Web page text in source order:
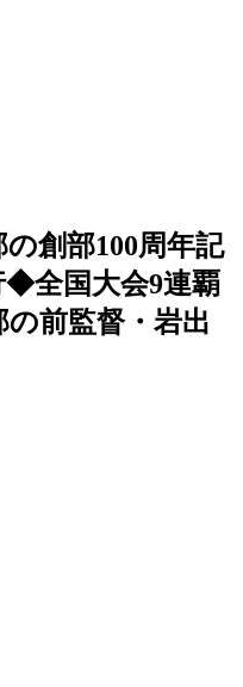
創部100周年記
◆全国大会9連覇
前監督・岩出